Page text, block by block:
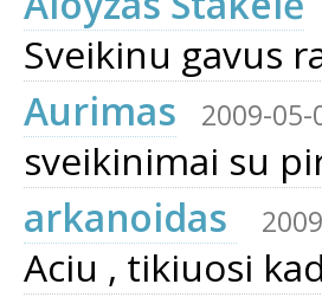
Sveikinu gavus
Aurimas
2009-05-
sveikinimai su
arkanoidas
Aciu , tikiuosi